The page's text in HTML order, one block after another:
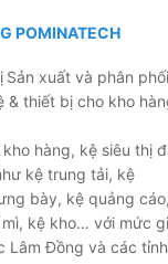
trưng bày
90cm, 120cm x
1.2 m x 1,2m –
POMINATECH
Sản xuất và phân phối
& thiết bị cho kho
hàng, kệ siêu thị
kệ trung tải, kệ
bày, kệ quảng cáo,
kệ kho… với mức
Lâm Đồng và các tỉnh